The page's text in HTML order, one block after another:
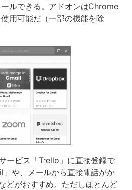
ルできる。アドオンはChrome
用可能だ（一部の機能を除
ービス「Trello」に直接登録で
や、メールから直接電話がか
どがおすすめ。ただしほとんど